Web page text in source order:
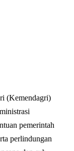
(Kemendagri)
pemerintah
perlindungan